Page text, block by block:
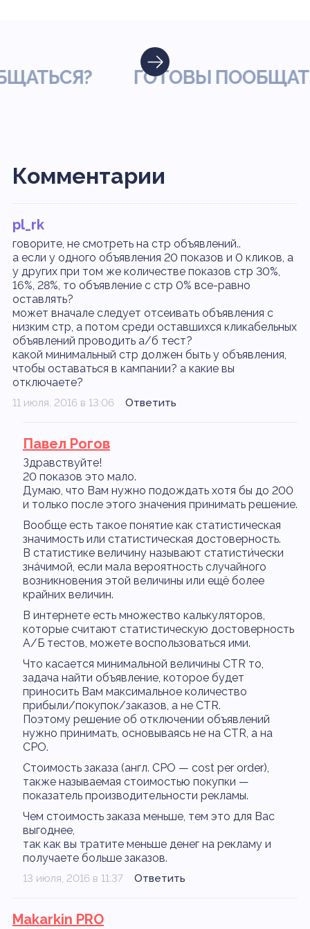
ГОТОВЫ
Комментарии
pl_rk
говорите, не смотреть на стр объявлений..
а если у одного объявления 20 показов и 0 кликов, а
у других при том же количестве показов стр 30%,
16%, 28%, то объявление с стр 0% все-равно
оставлять?
может вначале следует отсеивать объявления с
низким стр, а потом среди оставшихся кликабельных
объявлений проводить а/б тест?
какой минимальный стр должен быть у объявления,
чтобы оставаться в кампании? а какие вы
отключаете?
11 июля, 2016 в 13:06 Ответить
Павел Рогов
Здравствуйте!
20 показов это мало.
Думаю, что Вам нужно подождать хотя бы до 200
и только после этого значения принимать решение.
Вообще есть такое понятие как статистическая
значимость или статистическая достоверность.
В статистике величину называют статисти́чески
зна́чимой, если мала вероятность случайного
возникновения этой величины или ещё более
крайних величин.
В интернете есть множество калькуляторов,
которые считают статистическую достоверность
A/Б тестов, можете воспользоваться ими.
Что касается минимальной величины CTR то,
задача найти объявление, которое будет
приносить Вам максимальное количество
прибыли/покупок/заказов, а не CTR.
Поэтому решение об отключении объявлений
нужно принимать, основываясь не на CTR, а на
CPO.
Стоимость заказа (англ. CPO — cost per order),
также называемая стоимостью покупки —
показатель производительности рекламы.
Чем стоимость заказа меньше, тем это для Вас
выгоднее,
так как вы тратите меньше денег на рекламу и
получаете больше заказов.
13 июля, 2016 в 11:37 Ответить
Makarkin PRO